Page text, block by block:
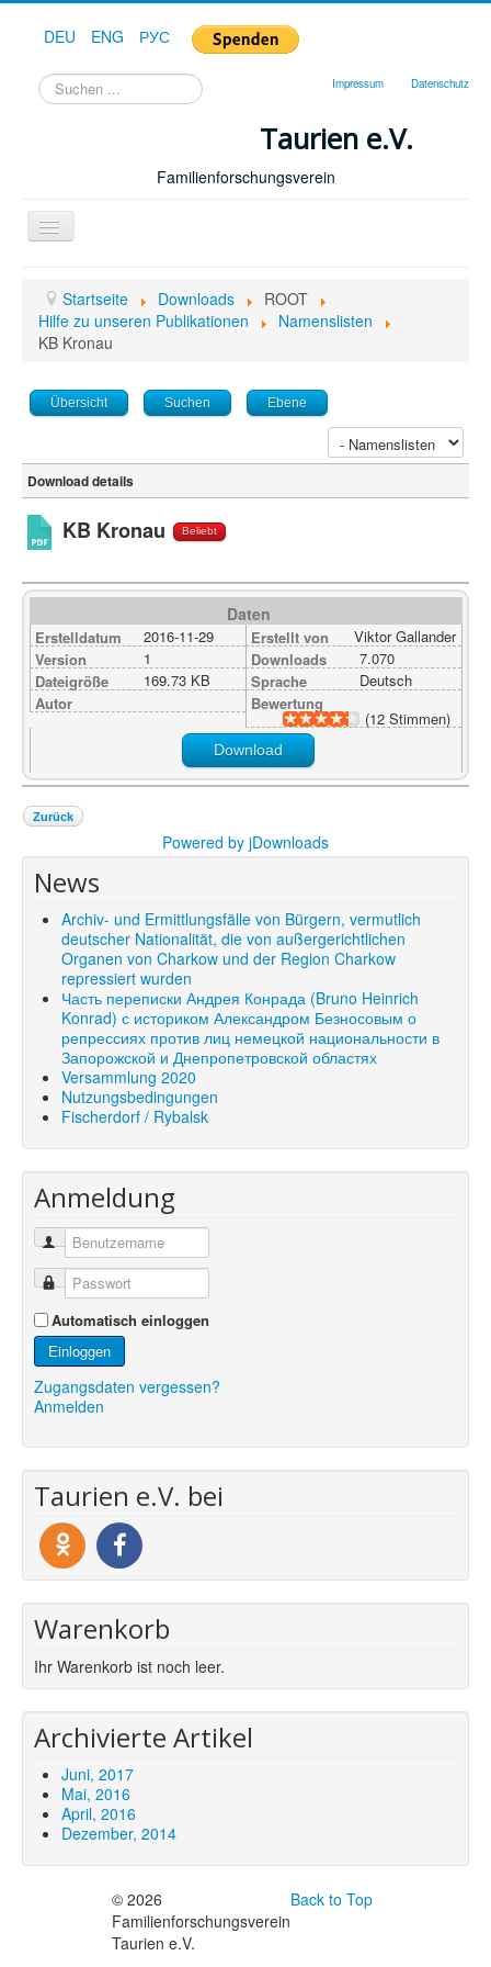
DEU ENG РУС
Suchen
...
Impressum Datenschutz
Taurien e.V.
Familienforschungsverein
Toggle
Navigation
Forum
Hilfe
Geschichte
Publikationen
Shop
Über uns
Startseite Downloads
ROOT
Hilfe zu unseren Publikationen
Namenslisten
KB Kronau
Übersicht Suchen Ebene
Download details
KB Kronau Beliebt
Daten
Erstelldatum
2016-11-29
Version
1
Dateigröße
169.73 KB
Autor
Erstellt von
Viktor Gallander
Downloads
7.070
Sprache
Deutsch
Bewertung
(12 Stimmen)
Download
Zurück
Powered by jDownloads
News
Archiv- und Ermittlungsfälle von Bürgern, vermutlich
deutscher Nationalität, die von außergerichtlichen
Organen von Charkow und der Region Charkow
repressiert wurden
Часть переписки Андрея Конрада (Bruno Heinrich
Konrad) с историком Александром Безносовым о
репрессиях против лиц немецкой национальности в
Запорожской и Днепропетровской областях
Versammlung 2020
Nutzungsbedingungen
Fischerdorf / Rybalsk
Anmeldung
Automatisch einloggen
Einloggen
Zugangsdaten vergessen?
Anmelden
Taurien e.V. bei
Warenkorb
Ihr Warenkorb ist noch leer.
Archivierte Artikel
Juni, 2017
Mai, 2016
April, 2016
Dezember, 2014
Back to Top
© 2026
Familienforschungsverein
Taurien e.V.